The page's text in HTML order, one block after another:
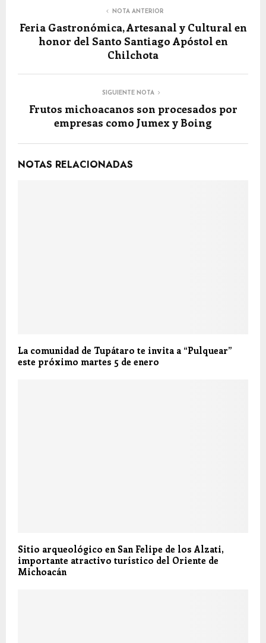
NOTA ANTERIOR
Feria Gastronómica, Artesanal y Cultural en
honor del Santo Santiago Apóstol en
Chilchota
SIGUIENTE NOTA
Frutos michoacanos son procesados por
empresas como Jumex y Boing
NOTAS RELACIONADAS
La comunidad de Tupátaro te invita a “Pulquear”
este próximo martes 5 de enero
Sitio arqueológico en San Felipe de los Alzati,
importante atractivo turístico del Oriente de
Michoacán